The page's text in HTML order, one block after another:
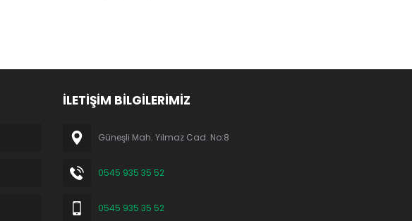
İLETİŞİM BİLGİLERİMİZ
Güneşli Mah. Yılmaz Cad. No:8
0545 935 35 52
0545 935 35 52